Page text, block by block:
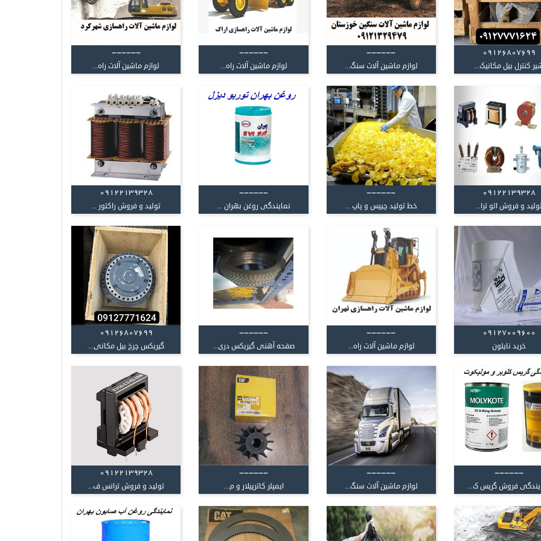
09126807699
کنترل بیل مکانیک...
------
لوازم ماشین آلات سنگ...
------
لوازم ماشین آلات راه...
------
لوازم ماشین آلات راه...
09122139328
و فروش اتو ترا...
------
خط تولید چیپس و پاپ ...
------
نمایندگی روغن بهران ...
09122139328
تولید و فروش راکتور ...
09127009600
خرید نایلون
------
لوازم ماشین آلات راه...
------
صفحه آهنی گیربکس دری...
09126807699
گیربکس چرخ بیل مکانی...
------
فروش گریس ک...
------
لوازم ماشین آلات سنگ...
------
ایمپلر کاترپیلار و م...
09122139328
تولید و فروش ترانس ف...